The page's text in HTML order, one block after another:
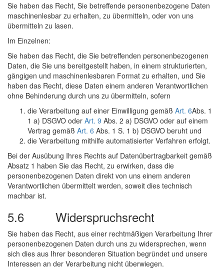
Sie haben das Recht, Sie betreffende personenbezogene Daten
maschinenlesbar zu erhalten, zu übermitteln, oder von uns
übermitteln zu lasen.
Im Einzelnen:
Sie haben das Recht, die Sie betreffenden personenbezogenen
Daten, die Sie uns bereitgestellt haben, in einem strukturierten,
gängigen und maschinenlesbaren Format zu erhalten, und Sie
haben das Recht, diese Daten einem anderen Verantwortlichen
ohne Behinderung durch uns zu übermitteln, sofern
die Verarbeitung auf einer Einwilligung gemäß Art. 6Abs. 1
1 a) DSGVO oder Art. 9 Abs. 2 a) DSGVO oder auf einem
Vertrag gemäß Art. 6 Abs. 1 S. 1 b) DSGVO beruht und
die Verarbeitung mithilfe automatisierter Verfahren erfolgt.
Bei der Ausübung Ihres Rechts auf Datenübertragbarkeit gemäß
Absatz 1 haben Sie das Recht, zu erwirken, dass die
personenbezogenen Daten direkt von uns einem anderen
Verantwortlichen übermittelt werden, soweit dies technisch
machbar ist.
5.6 Widerspruchsrecht
Sie haben das Recht, aus einer rechtmäßigen Verarbeitung Ihrer
personenbezogenen Daten durch uns zu widersprechen, wenn
sich dies aus Ihrer besonderen Situation begründet und unsere
Interessen an der Verarbeitung nicht überwiegen.